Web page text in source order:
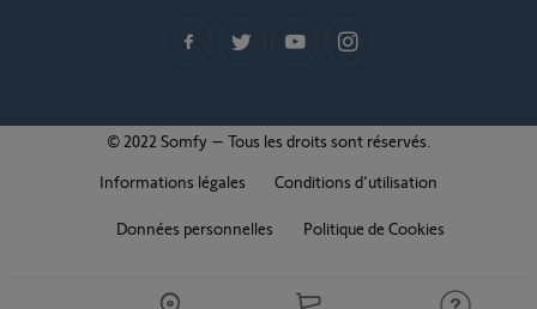
© 2022 Somfy – Tous les droits sont réservés.
Informations légales
Conditions d'utilisation
Données personnelles Politique de Cookies